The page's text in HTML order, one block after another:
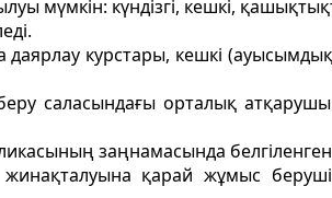
мүмкiн: күндiзгі, кешкі,
курстары, кешкі
саласындағы орталық
заңнамасында
қарай жұмыс